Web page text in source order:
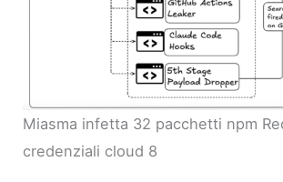
Miasma infetta 32 pacchetti npm
credenziali cloud 8